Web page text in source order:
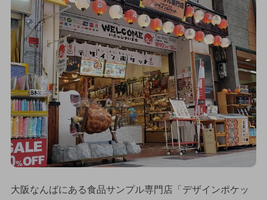
大阪なんばにある食品サンプル専門店「デザインポケッ